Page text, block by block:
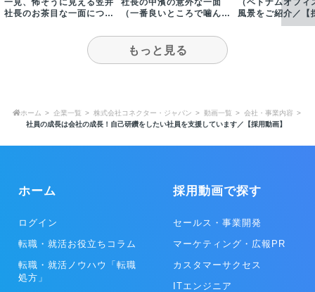
社長のお茶目な一面につい
（一番良いところで噛んで
画】
風景をご紹介／【
もっと見る
ホーム 企業一覧 株式会社コネクター・ジャパン 動画一覧
会社・事業内容
社員の成長は会社の成長！自己研鑽をしたい社員を支援しています／【採用動画】
ホーム
ログイン
転職・就活お役立ちコラム
転職・就活ノウハウ「転職
処方」
採用動画で探す
セールス・事業開発
マーケティング・広報PR
カスタマーサクセス
ITエンジニア